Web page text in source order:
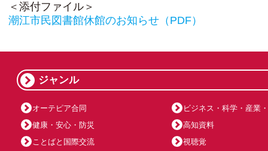
＜添付ファイル＞
潮江市民図書館休館のお知らせ（PDF）
ジャンル
オーテピア合同
ビジネス・科学・産業
健康・安心・防災
高知資料
ことばと国際交流
視聴覚